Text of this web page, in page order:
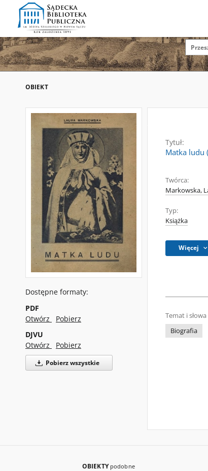
OBIEKT
Dostępne formaty:
PDF
Otwórz
Pobierz
DJVU
Otwórz
Pobierz
Pobierz wszystkie
Tytuł:
Matka ludu
Twórca:
Markowska,
Typ:
Książka
Więcej
Temat i
Biografia
OBIEKTY podobne